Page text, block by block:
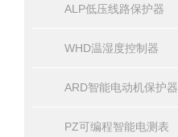
ALP低压线路保护器
WHD温湿度控制器
ARD智能电动机保护器
PZ可编程智能电测表